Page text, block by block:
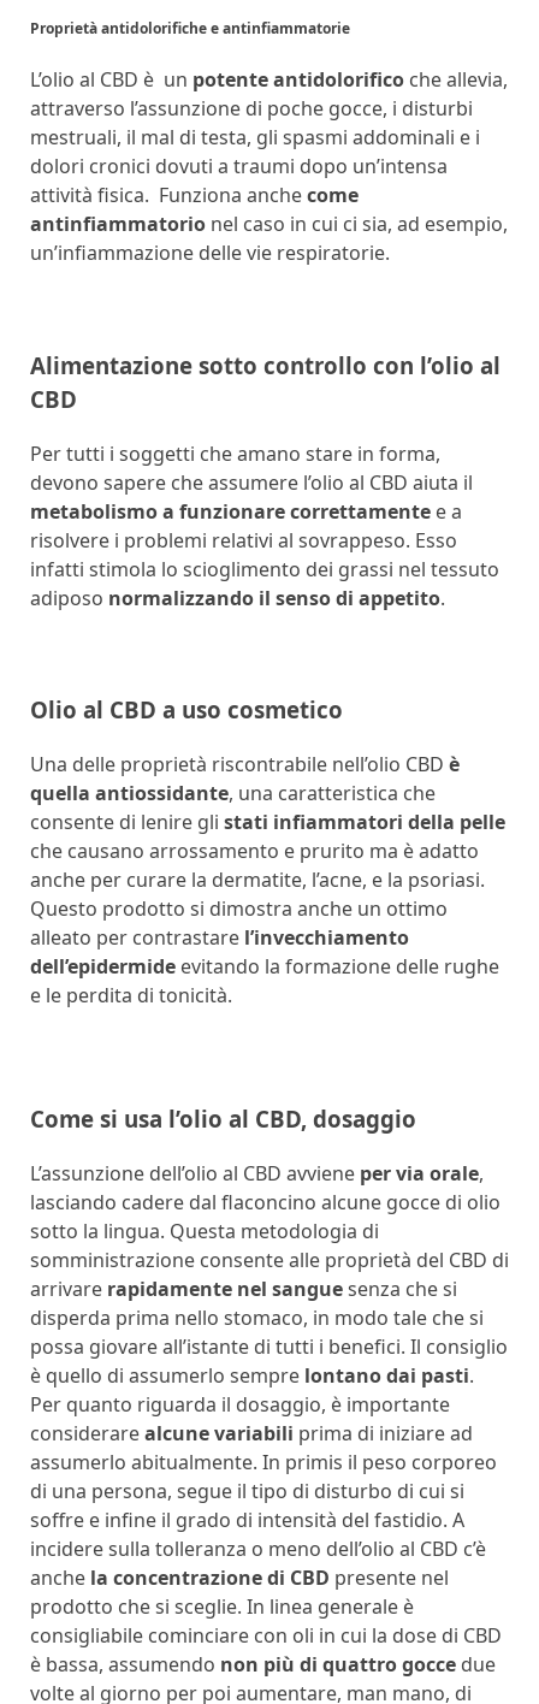
Proprietà antidolorifiche e antinfiammatorie
L’olio al CBD è un potente antidolorifico che allevia,
attraverso l’assunzione di poche gocce, i disturbi
mestruali, il mal di testa, gli spasmi addominali e i
dolori cronici dovuti a traumi dopo un’intensa
attività fisica. Funziona anchecome
antinfiammatorio nel caso in cui ci sia, ad esempio,
un’infiammazione delle vie respiratorie.
Alimentazione sotto controllo con l’olio al
CBD
Per tutti i soggetti che amano stare in forma,
devono sapere che assumere l’olio al CBD aiuta il
metabolismo a funzionare correttamente e a
risolvere i problemi relativi al sovrappeso. Esso
infatti stimola lo scioglimento dei grassi nel tessuto
adiposo normalizzando il senso di appetito.
Olio al CBD a uso cosmetico
Una delle proprietà riscontrabile nell’olio CBD è
quella antiossidante, una caratteristica che
consente di lenire gli stati infiammatori della pelle
che causano arrossamento e prurito ma è adatto
anche per curare la dermatite, l’acne, e la psoriasi.
Questo prodotto si dimostra anche un ottimo
alleato per contrastare l’invecchiamento
dell’epidermide evitando la formazione delle rughe
e le perdita di tonicità.
Come si usa l’olio al CBD, dosaggio
L’assunzione dell’olio al CBD avviene per via orale,
lasciando cadere dal flaconcino alcune gocce di olio
sotto la lingua. Questa metodologia di
somministrazione consente alle proprietà del CBD di
arrivare rapidamente nel sanguesenza che si
disperda prima nello stomaco, in modo tale che si
possa giovare all’istante di tutti i benefici. Il consiglio
è quello di assumerlo sempre lontano dai pasti.
Per quanto riguarda il dosaggio, è importante
considerarealcune variabili prima di iniziare ad
assumerlo abitualmente. In primis il peso corporeo
di una persona, segue il tipo di disturbo di cui si
soffre e infine il grado di intensità del fastidio. A
incidere sulla tolleranza o meno dell’olio al CBD c’è
anche la concentrazione di CBD presente nel
prodotto che si sceglie. In linea generale è
consigliabile cominciare con oli in cui la dose di CBD
è bassa, assumendo non più di quattro gocce due
volte al giorno per poi aumentare, man mano, di